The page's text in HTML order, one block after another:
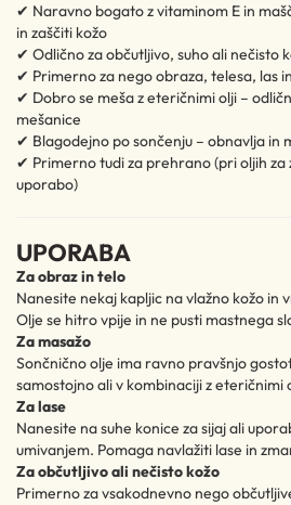
✔ Naravno bogato z vitaminom E in
in zaščiti kožo
✔ Odlično za občutljivo, suho ali nečisto
✔ Primerno za nego obraza, telesa, las
✔ Dobro se meša z eteričnimi olji –
mešanice
✔ Blagodejno po sončenju – obnavlja in
✔ Primerno tudi za prehrano (pri oljih za
uporabo)
UPORABA
Za obraz in telo
Nanesite nekaj kapljic na vlažno kožo in
Olje se hitro vpije in ne pusti mastnega
Za masažo
Sončnično olje ima ravno pravšnjo
samostojno ali v kombinaciji z eteričnimi
Za lase
Nanesite na suhe konice za sijaj ali
umivanjem. Pomaga navlažiti lase in
Za občutljivo ali nečisto kožo
Primerno za vsakodnevno nego